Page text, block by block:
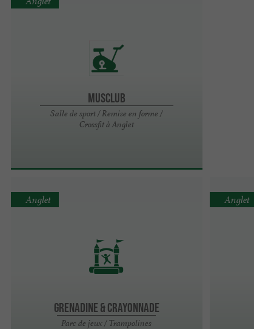
Musclub
Salle de sport / Remise en forme /
Crossfit à Anglet
Grenadine & Crayonnade
Parc de jeux / Trampolines
Anglet Anglet